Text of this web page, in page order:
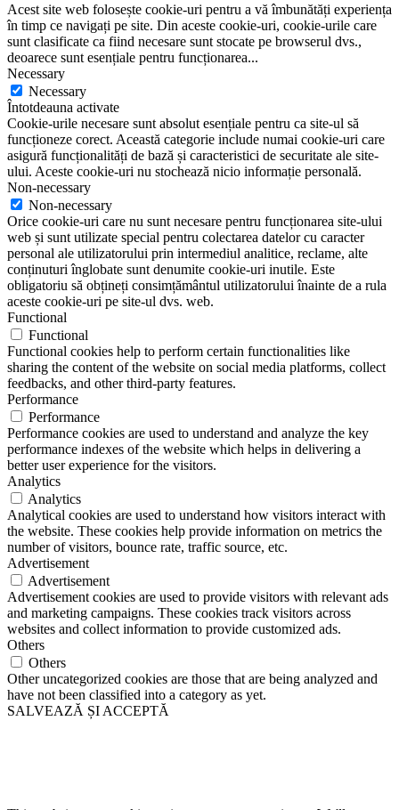
Acest site web folosește cookie-uri pentru a vă îmbunătăți experiența
în timp ce navigați pe site. Din aceste cookie-uri, cookie-urile care
sunt clasificate ca fiind necesare sunt stocate pe browserul dvs.,
deoarece sunt esențiale pentru funcționarea...
Necessary
Necessary
Întotdeauna activate
Cookie-urile necesare sunt absolut esențiale pentru ca site-ul să
funcționeze corect. Această categorie include numai cookie-uri care
asigură funcționalități de bază și caracteristici de securitate ale site-
ului. Aceste cookie-uri nu stochează nicio informație personală.
Non-necessary
Non-necessary
Orice cookie-uri care nu sunt necesare pentru funcționarea site-ului
web și sunt utilizate special pentru colectarea datelor cu caracter
personal ale utilizatorului prin intermediul analitice, reclame, alte
conținuturi înglobate sunt denumite cookie-uri inutile. Este
obligatoriu să obțineți consimțământul utilizatorului înainte de a rula
aceste cookie-uri pe site-ul dvs. web.
Functional
Functional
Functional cookies help to perform certain functionalities like
sharing the content of the website on social media platforms, collect
feedbacks, and other third-party features.
Performance
Performance
Performance cookies are used to understand and analyze the key
performance indexes of the website which helps in delivering a
better user experience for the visitors.
Analytics
Analytics
Analytical cookies are used to understand how visitors interact with
the website. These cookies help provide information on metrics the
number of visitors, bounce rate, traffic source, etc.
Advertisement
Advertisement
Advertisement cookies are used to provide visitors with relevant ads
and marketing campaigns. These cookies track visitors across
websites and collect information to provide customized ads.
Others
Others
Other uncategorized cookies are those that are being analyzed and
have not been classified into a category as yet.
SALVEAZĂ ȘI ACCEPTĂ